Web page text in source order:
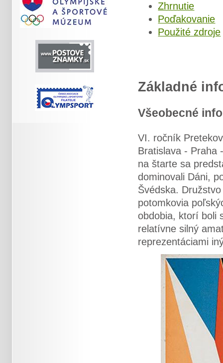
Zhrnutie
Poďakovanie
Použité zdroje
Základné
Všeobecné
VI. ročník
Bratislava - Praha
na štarte sa
dominovali Dáni,
Švédska.
potomkovia
obdobia, ktorí boli
relatívne silný
reprezentáciami